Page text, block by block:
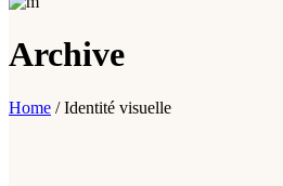
Archive
Home /Identité visuelle